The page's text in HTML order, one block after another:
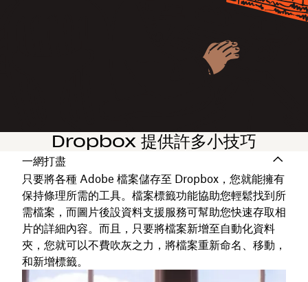
Dropbox 提供許多小技巧
一網打盡
只要將各種 Adobe 檔案儲存至 Dropbox，您就能擁有
保持條理所需的工具。檔案標籤功能協助您輕鬆找到所
需檔案，而圖片後設資料支援服務可幫助您快速存取相
片的詳細內容。而且，只要將檔案新增至自動化資料
夾，您就可以不費吹灰之力，將檔案重新命名、移動，
和新增標籤。